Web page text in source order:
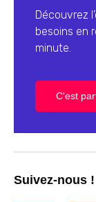
Découvrez
besoins en
minute.
C'est
Suivez-nous !